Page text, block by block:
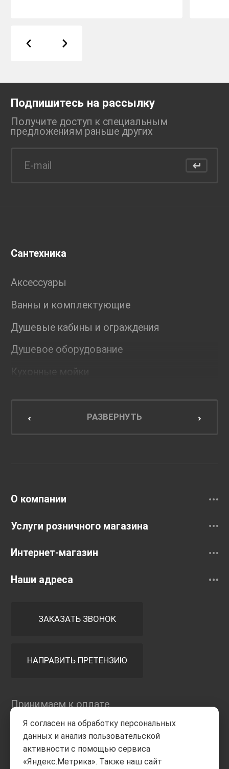
Подпишитесь на рассылку
Получите доступ к специальным
предложениям раньше других
Сантехника
Аксессуары
Ванны и комплектующие
Душевые кабины и ограждения
Душевое оборудование
Кухонные мойки
Мебель для кухниРАЗВЕРНУТЬ
О компании
Услуги розничного магазина
Интернет-магазин
Наши адреса
ЗАКАЗАТЬ ЗВОНОК
НАПРАВИТЬ ПРЕТЕНЗИЮ
Принимаем к оплате
Я согласен на обработку персональных
данных и анализ пользовательской
активности с помощью сервиса
«Яндекс.Метрика». Также наш сайт